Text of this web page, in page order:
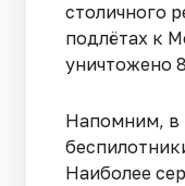
столичного
подлётах к
уничтожено
Напомним, в
Наиболее